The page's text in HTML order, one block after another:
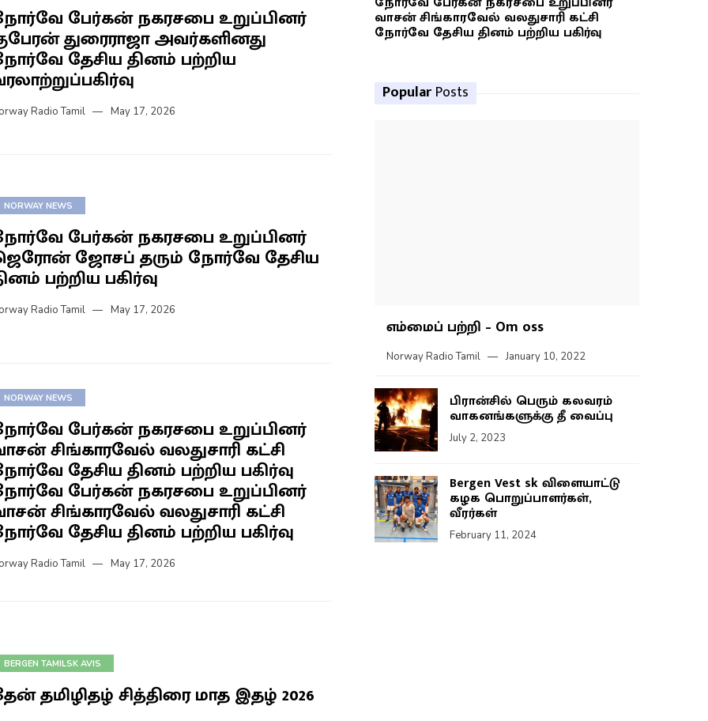
பேர்கன் நகரசபை உறுப்பினர்
துரைராஜா அவர்களினது
தேசிய தினம் பற்றிய
Radio Tamil May 17, 2026
NORWAY NEWS
பேர்கன் நகரசபை உறுப்பினர்
ஜோசப் தரும் நோர்வே தேசிய
பற்றிய பகிர்வு
Radio Tamil May 17, 2026
NORWAY NEWS
பேர்கன் நகரசபை உறுப்பினர்
சிங்காரவேல் வலதுசாரி கட்சி
தேசிய தினம் பற்றிய பகிர்வு
பேர்கன் நகரசபை உறுப்பினர்
சிங்காரவேல் வலதுசாரி கட்சி
தேசிய தினம் பற்றிய பகிர்வு
Radio Tamil May 17, 2026
BERGEN TAMILSK AVIS
தமிழிதழ் சித்திரை மாத இதழ் 2026
வாசன் சிங்காரவேல் வலதுசாரி கட்சி
நோர்வே தேசிய தினம் பற்றிய பகிர்வு
Popular Posts
எம்மைப் பற்றி – Om oss
Norway Radio Tamil January 10, 2022
பிரான்சில் பெரும் கலவரம்
வாகனங்களுக்கு தீ வைப்பு
July 2, 2023
Bergen Vest sk விளையாட்டு
கழக பொறுப்பாளர்கள்,
வீரர்கள்
February 11, 2024